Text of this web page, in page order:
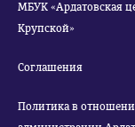
МБУК «Ардатовская
Крупской»
Соглашения
Политика в